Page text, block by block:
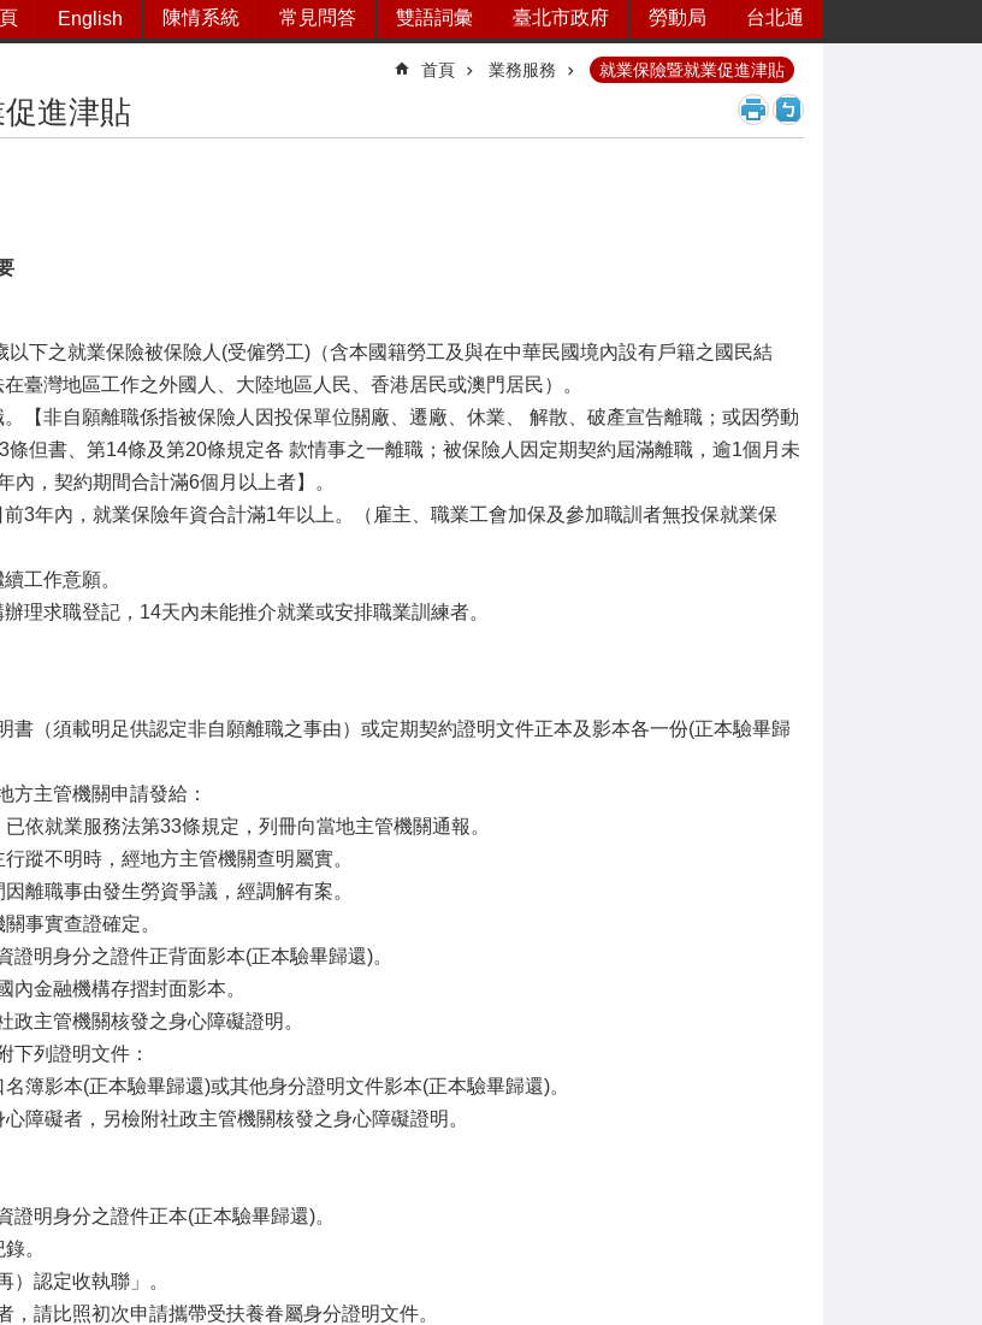
English 陳情系統 常見問答 雙語詞彙 臺北市政府 勞動局 台北通
首頁 業務服務 就業保險暨就業促進津貼
進津貼
以下之就業保險被保險人(受僱勞工)（含本國籍勞工及與在中華民國境內設有戶籍之國民結
臺灣地區工作之外國人、大陸地區人民、香港居民或澳門居民）。
【非自願離職係指被保險人因投保單位關廠、遷廠、休業、 解散、破產宣告離職；或因勞動
條但書、第14條及第20條規定各 款情事之一離職；被保險人因定期契約屆滿離職，逾1個月未
內，契約期間合計滿6個月以上者】。
3年內，就業保險年資合計滿1年以上。（雇主、職業工會加保及參加職訓者無投保就業保
工作意願。
理求職登記，14天內未能推介就業或安排職業訓練者。
書（須載明足供認定非自願離職之事由）或定期契約證明文件正本及影本各一份(正本驗畢歸
主管機關申請發給：
依就業服務法第33條規定，列冊向當地主管機關通報。
不明時，經地方主管機關查明屬實。
職事由發生勞資爭議，經調解有案。
事實查證確定。
證明身分之證件正背面影本(正本驗畢歸還)。
內金融機構存摺封面影本。
政主管機關核發之身心障礙證明。
下列證明文件：
影本(正本驗畢歸還)或其他身分證明文件影本(正本驗畢歸還)。
礙者，另檢附社政主管機關核發之身心障礙證明。
證明身分之證件正本(正本驗畢歸還)。
。
）認定收執聯」。
，請比照初次申請攜帶受扶養眷屬身分證明文件。